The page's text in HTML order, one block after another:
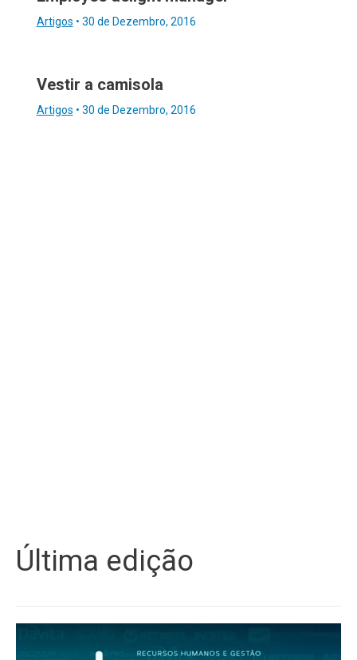
Artigos • 30 de Dezembro, 2016
Vestir a camisola
Artigos • 30 de Dezembro, 2016
Última edição